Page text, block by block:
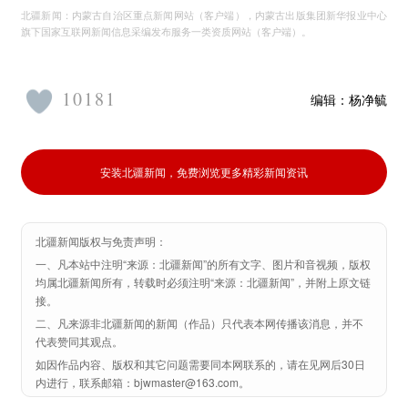
北疆新闻：内蒙古自治区重点新闻网站（客户端），内蒙古出版集团新华报业中心
旗下国家互联网新闻信息采编发布服务一类资质网站（客户端）。
编辑： 杨净毓
10181
安装北疆新闻，免费浏览更多精彩新闻资讯
北疆新闻版权与免责声明：
一、凡本站中注明“来源：北疆新闻”的所有文字、图片和音视频，版权
均属北疆新闻所有，转载时必须注明“来源：北疆新闻”，并附上原文链
接。
二、凡来源非北疆新闻的新闻（作品）只代表本网传播该消息，并不
代表赞同其观点。
如因作品内容、版权和其它问题需要同本网联系的，请在见网后30日
内进行，联系邮箱：bjwmaster@163.com。